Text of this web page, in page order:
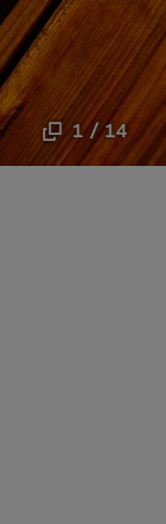
1 / 14